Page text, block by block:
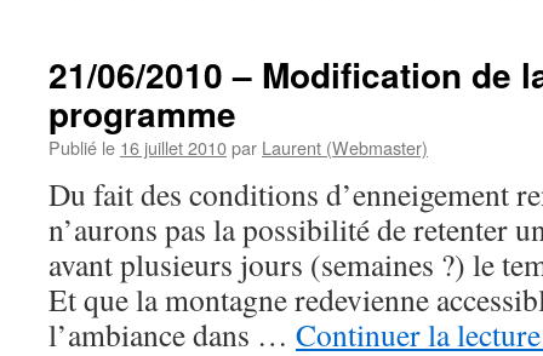
21/06/2010 – Modification de
programme
Publié le 16 juillet 2010par Laurent (Webmaster)
Du fait des conditions d’enneigement
n’aurons pas la possibilité de retenter
avant plusieurs jours (semaines ?) le
Et que la montagne redevienne
l’ambiance dans … Continuer la